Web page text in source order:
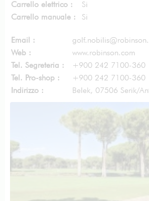
Carrello elettrico :
Si
Carrello manuale :
Si
Email :
Web :
www.robinson.com
Tel. Segreteria :
+900 242 7100-360
Tel. Pro-shop :
+900 242 7100-360
Indirizzo :
Belek, 07506 Serik/